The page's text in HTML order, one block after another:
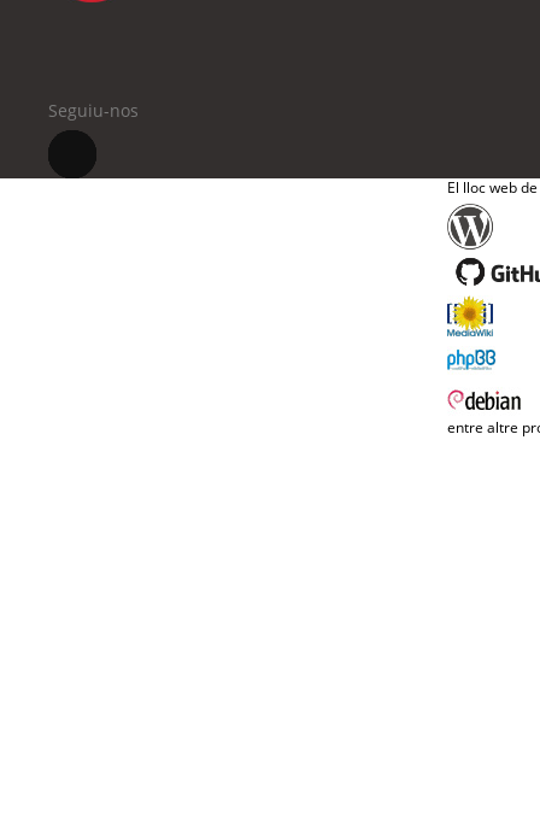
Seguiu-nos
El lloc web
entre altre